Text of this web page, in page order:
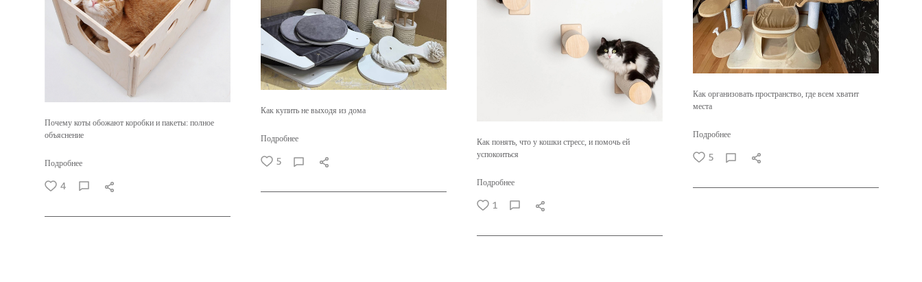
Как купить не выходя из дома
Подробнее
5
Как организовать пространство, где всем хватит
места
Подробнее
5
Почему коты обожают коробки и пакеты: полное
объяснение
Подробнее
4
Как понять, что у кошки стресс, и помочь ей
успокоиться
Подробнее
1